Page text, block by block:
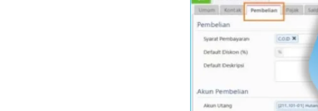
Image